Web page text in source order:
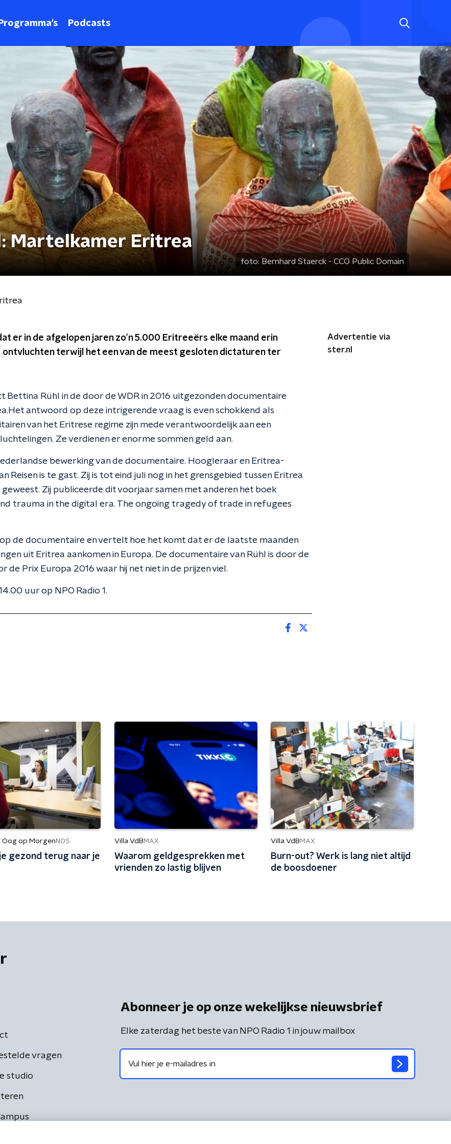
Programma's Podcasts
Martelkamer Eritrea
foto: Bernhard Staerck - CCO Public Domain
er in de afgelopen jaren zo’n 5.000 Eritreeërs elke maand erin
ontvluchten terwijl het een van de meest gesloten dictaturen ter
Bettina Rühl in de door de WDR in 2016 uitgezonden documentaire
antwoord op deze intrigerende vraag is even schokkend als
van het Eritrese regime zijn mede verantwoordelijk aan een
Ze verdienen er enorme sommen geld aan.
bewerking van de documentaire. Hoogleraar en Eritrea-
Reisen is te gast. Zij is tot eind juli nog in het grensgebied tussen Eritrea
geweest. Zij publiceerde dit voorjaar samen met anderen het boek
trauma in the digital era. The ongoing tragedy of trade in refugees
de documentaire en vertelt hoe het komt dat er de laatste maanden
uit Eritrea aankomen in Europa. De documentaire van Rühl is door de
de Prix Europa 2016 waar hij net niet in de prijzen viel.
uur op NPO Radio 1.
Advertentie via
ster.nl
Oog op Morgen NOS
gezond terug naar je
Villa VdB MAX
Waarom geldgesprekken met
vrienden zo lastig blijven
Villa VdB MAX
Burn-out? Werk is lang niet altijd
de boosdoener
vragen
studio
Abonneer je op onze wekelijkse nieuwsbrief
Elke zaterdag het beste van NPO Radio 1 in jouw mailbox